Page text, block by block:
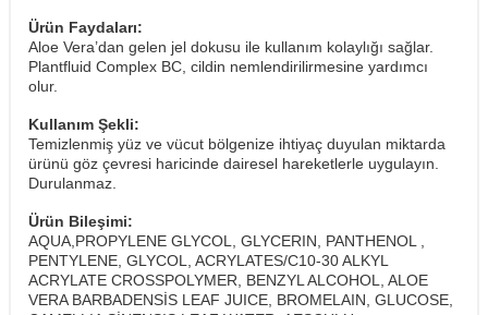
Ürün Faydaları:
Aloe Vera’dan gelen jel dokusu ile kullanım kolaylığı sağlar.
Plantfluid Complex BC, cildin nemlendirilirmesine yardımcı
olur.
Kullanım Şekli:
Temizlenmiş yüz ve vücut bölgenize ihtiyaç duyulan miktarda
ürünü göz çevresi haricinde dairesel hareketlerle uygulayın.
Durulanmaz.
Ürün Bileşimi:
AQUA,PROPYLENE GLYCOL, GLYCERIN, PANTHENOL ,
PENTYLENE, GLYCOL, ACRYLATES/C10-30 ALKYL
ACRYLATE CROSSPOLYMER, BENZYL ALCOHOL, ALOE
VERA BARBADENSİS LEAF JUICE, BROMELAIN, GLUCOSE,